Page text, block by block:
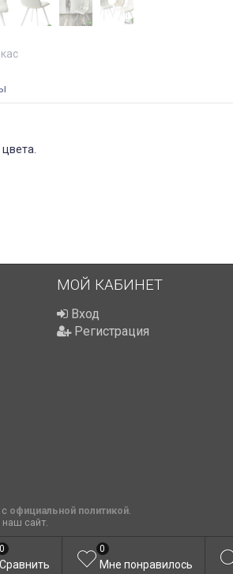
МОЙ КАБИНЕТ
Вход
Регистрация
официальной политикой.
сайт.
Сравнить
0
Мне понравилось
0